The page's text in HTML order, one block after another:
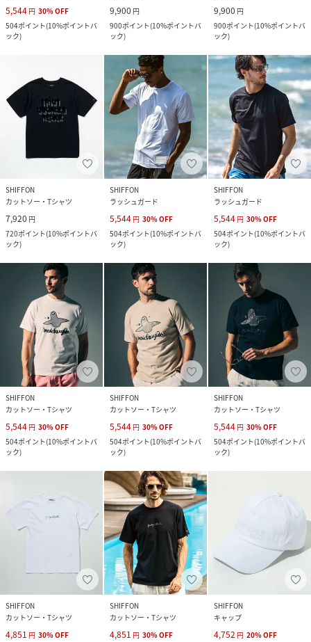
5,544 円 30%OFF
504ポイント(10%ポイントバ
ック)
9,900 円
900ポイント(10%ポイントバ
ック)
9,900 円
900ポイント(10%ポイントバ
ック)
SHIFFON
カットソー・Tシャツ
7,920 円
720ポイント(10%ポイントバ
ック)
SHIFFON
ラッシュガード
5,544 円 30%OFF
504ポイント(10%ポイントバ
ック)
SHIFFON
ラッシュガード
5,544 円 30%OFF
504ポイント(10%ポイントバ
ック)
SHIFFON
カットソー・Tシャツ
5,544 円 30%OFF
504ポイント(10%ポイントバ
ック)
SHIFFON
カットソー・Tシャツ
5,544 円 30%OFF
504ポイント(10%ポイントバ
ック)
SHIFFON
カットソー・Tシャツ
5,544 円 30%OFF
504ポイント(10%ポイントバ
ック)
SHIFFON
カットソー・Tシャツ
4,851 円 30%OFF
SHIFFON
カットソー・Tシャツ
4,851 円 30%OFF
SHIFFON
キャップ
4,752 円 20%OFF